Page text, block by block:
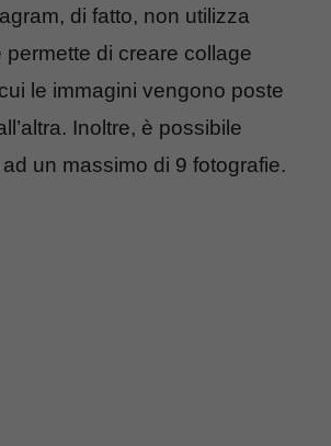
di fatto, non utilizza
permette di creare collage
le immagini vengono poste
Inoltre, è possibile
un massimo di 9 fotografie.